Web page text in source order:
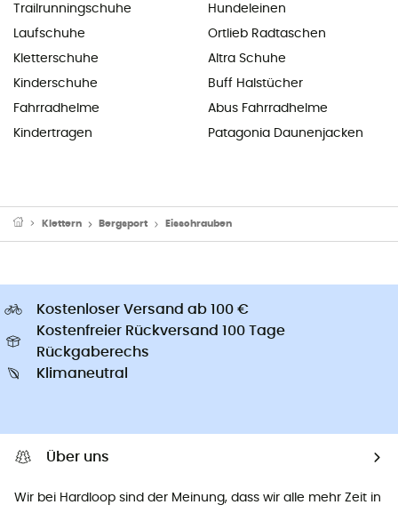
Trailrunningschuhe
Laufschuhe
Kletterschuhe
Kinderschuhe
Fahrradhelme
Kindertragen
Hundeleinen
Ortlieb Radtaschen
Altra Schuhe
Buff Halstücher
Abus Fahrradhelme
Patagonia Daunenjacken
Klettern Bergsport Eisschrauben
Kostenloser Versand ab 100 €
Kostenfreier Rückversand 100 Tage
Rückgaberechs
Klimaneutral
Über uns
Wir bei Hardloop sind der Meinung, dass wir alle mehr Zeit in